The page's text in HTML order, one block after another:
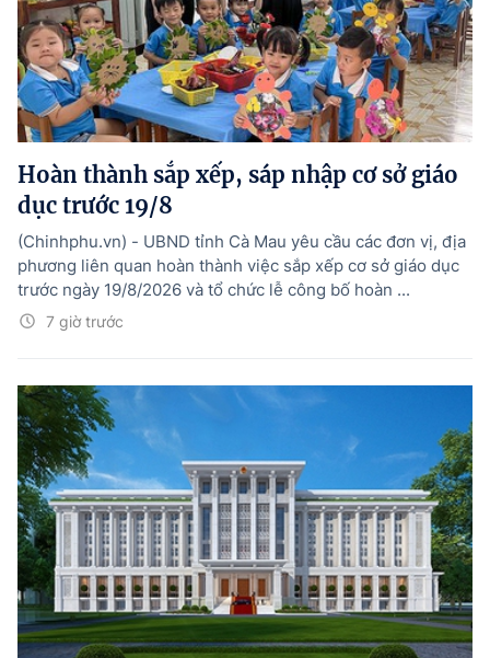
Hoàn thành sắp xếp, sáp nhập cơ sở giáo
dục trước 19/8
7 giờ trước
(Chinhphu.vn) - UBND tỉnh Cà Mau yêu cầu các đơn vị, địa
phương liên quan hoàn thành việc sắp xếp cơ sở giáo dục
trước ngày 19/8/2026 và tổ chức lễ công bố hoàn ...